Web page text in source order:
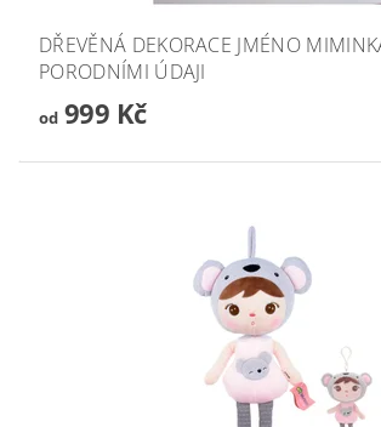
DŘEVĚNÁ DEKORACE JMÉNO
PORODNÍMI ÚDAJI
od999 Kč